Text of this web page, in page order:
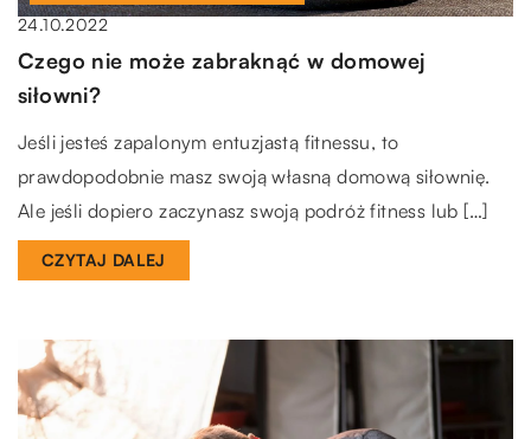
24.10.2022
Czego nie może zabraknąć w domowej
siłowni?
Jeśli jesteś zapalonym entuzjastą fitnessu, to
prawdopodobnie masz swoją własną domową siłownię.
Ale jeśli dopiero zaczynasz swoją podróż fitness lub […]
CZYTAJ DALEJ